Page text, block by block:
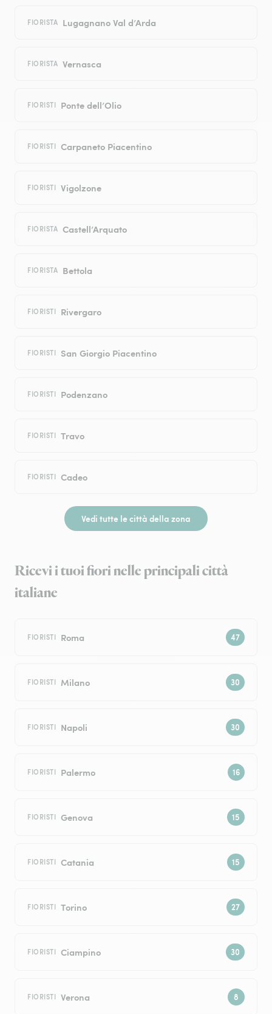
FIORISTA Lugagnano Val d’Arda
FIORISTA Vernasca
FIORISTI Ponte dell’Olio
FIORISTI Carpaneto Piacentino
FIORISTI Vigolzone
FIORISTA Castell’Arquato
FIORISTA Bettola
FIORISTI Rivergaro
FIORISTI San Giorgio Piacentino
FIORISTI Podenzano
FIORISTI Travo
FIORISTI Cadeo
Vedi tutte le città della zona
Ricevi i tuoi fiori nelle principali città
italiane
FIORISTI Roma
FIORISTI Milano
FIORISTI Napoli
FIORISTI Palermo
FIORISTI Genova
FIORISTI Catania
FIORISTI Torino
FIORISTI Ciampino
FIORISTI Verona